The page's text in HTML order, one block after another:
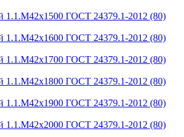
1.1.М42х1500 ГОСТ 24379.1-2012 (80)
1.1.М42х1600 ГОСТ 24379.1-2012 (80)
1.1.М42х1700 ГОСТ 24379.1-2012 (80)
1.1.М42х1800 ГОСТ 24379.1-2012 (80)
1.1.М42х1900 ГОСТ 24379.1-2012 (80)
1.1.М42х2000 ГОСТ 24379.1-2012 (80)